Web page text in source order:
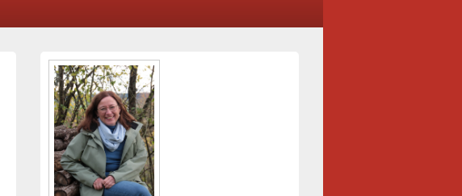
Primärer
Seitenleisten
Widget-
Bereich